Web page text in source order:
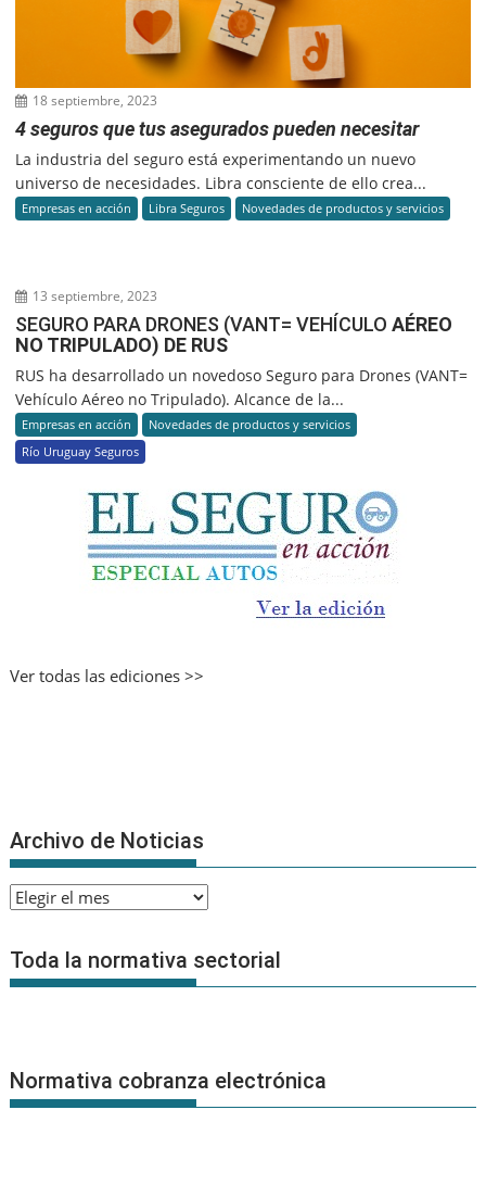
18 septiembre, 2023
4 seguros que tus asegurados pueden necesitar
La industria del seguro está experimentando un nuevo
universo de necesidades. Libra consciente de ello crea...
Empresas en acción Libra Seguros Novedades de productos y servicios
13 septiembre, 2023
SEGURO PARA DRONES (VANT= VEHÍCULOAÉREO
NO TRIPULADO) DE RUS
RUS ha desarrollado un novedoso Seguro para Drones (VANT=
Vehículo Aéreo no Tripulado). Alcance de la...
Empresas en acción
Novedades de productos y servicios
Río Uruguay Seguros
Ver todas las ediciones >>
Archivo de Noticias
Archivo
Noticias
Toda la normativa sectorial
Normativa cobranza electrónica